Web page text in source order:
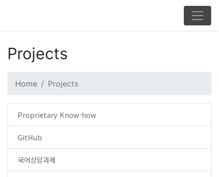
Projects
Home Projects
Proprietary Know-how
GitHub
국어상담과제